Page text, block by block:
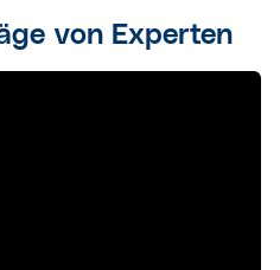
von Experten